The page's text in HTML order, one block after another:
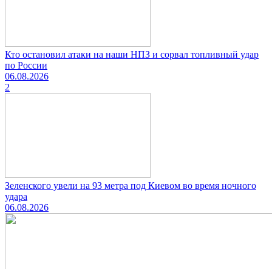
Кто остановил атаки на наши НПЗ и сорвал топливный удар
по России
06.08.2026
2
Зеленского увели на 93 метра под Киевом во время ночного
удара
06.08.2026